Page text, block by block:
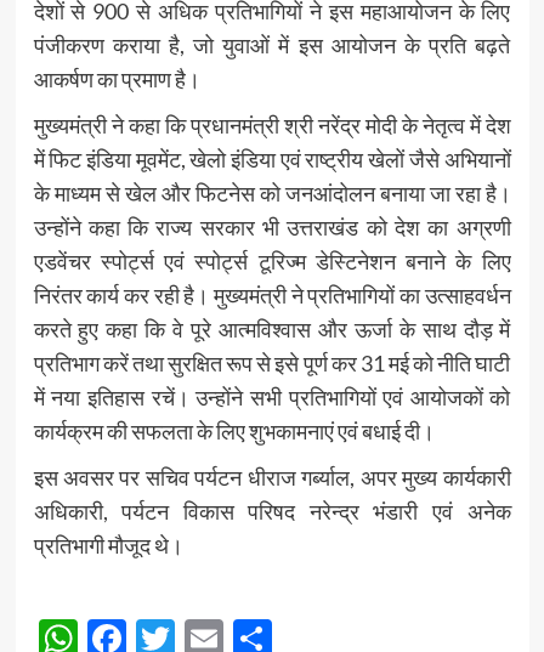
देशों से 900 से अधिक प्रतिभागियों ने इस महाआयोजन के लिए
पंजीकरण कराया है, जो युवाओं में इस आयोजन के प्रति बढ़ते
आकर्षण का प्रमाण है।
मुख्यमंत्री ने कहा कि प्रधानमंत्री श्री नरेंद्र मोदी के नेतृत्व में देश
में फिट इंडिया मूवमेंट, खेलो इंडिया एवं राष्ट्रीय खेलों जैसे अभियानों
के माध्यम से खेल और फिटनेस को जनआंदोलन बनाया जा रहा है।
उन्होंने कहा कि राज्य सरकार भी उत्तराखंड को देश का अग्रणी
एडवेंचर स्पोर्ट्स एवं स्पोर्ट्स टूरिज्म डेस्टिनेशन बनाने के लिए
निरंतर कार्य कर रही है। मुख्यमंत्री ने प्रतिभागियों का उत्साहवर्धन
करते हुए कहा कि वे पूरे आत्मविश्वास और ऊर्जा के साथ दौड़ में
प्रतिभाग करें तथा सुरक्षित रूप से इसे पूर्ण कर 31 मई को नीति घाटी
में नया इतिहास रचें। उन्होंने सभी प्रतिभागियों एवं आयोजकों को
कार्यक्रम की सफलता के लिए शुभकामनाएं एवं बधाई दी।
इस अवसर पर सचिव पर्यटन धीराज गर्ब्याल, अपर मुख्य कार्यकारी
अधिकारी, पर्यटन विकास परिषद नरेन्द्र भंडारी एवं अनेक
प्रतिभागी मौजूद थे।
Post
WhatsApp
Facebook
Twitter
EmailShare